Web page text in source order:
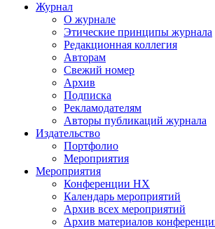
Журнал
О журнале
Этические принципы журнала
Редакционная коллегия
Авторам
Свежий номер
Архив
Подписка
Рекламодателям
Авторы публикаций журнала
Издательство
Портфолио
Мероприятия
Мероприятия
Конференции НХ
Календарь мероприятий
Архив всех мероприятий
Архив материалов